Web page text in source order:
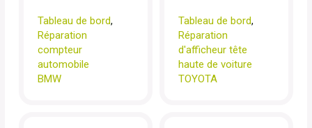
Tableau de bord,
Réparation
compteur
automobile
BMW
Tableau de bord,
Réparation
d'afficheur tête
haute de voiture
TOYOTA